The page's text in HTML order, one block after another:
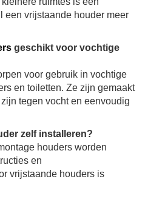
een vrijstaande houder meer
geschikt voor vochtige
voor gebruik in vochtige
en toiletten. Ze zijn gemaakt
tegen vocht en eenvoudig
zelf installeren?
houders worden
en
vrijstaande houders is